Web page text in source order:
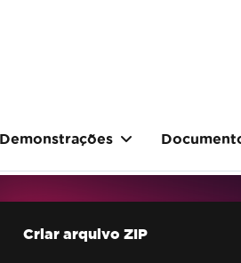
Demonstrações
Criar arquivo ZIP